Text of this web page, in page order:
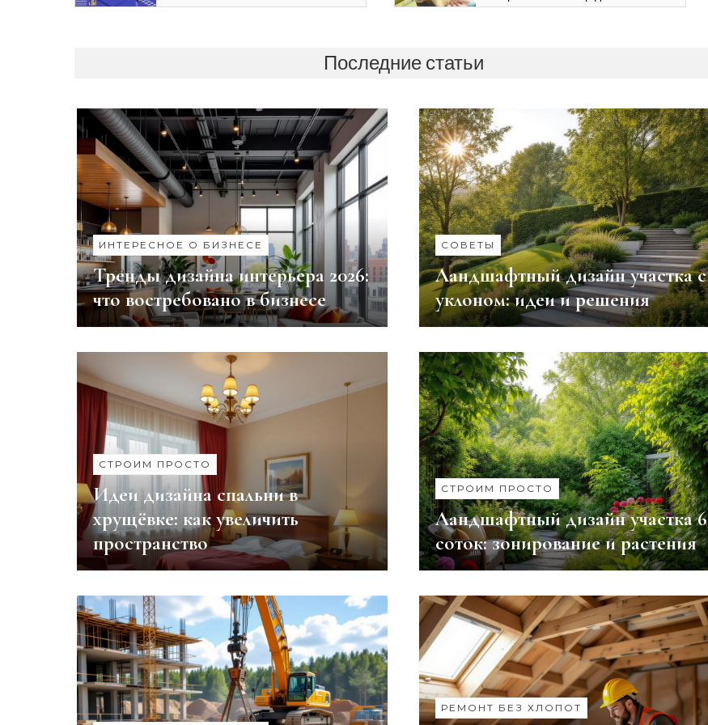
Последние статьи
ИНТЕРЕСНОЕ О БИЗНЕСЕ
Тренды дизайна интерьера 2026:
что востребовано в бизнесе
СОВЕТЫ
Ландшафтный дизайн участка с
уклоном: идеи и решения
СТРОИМ ПРОСТО
Идеи дизайна спальни в
хрущёвке: как увеличить
пространство
СТРОИМ ПРОСТО
Ландшафтный дизайн участка 6
соток: зонирование и растения
РЕМОНТ БЕЗ ХЛОПОТ